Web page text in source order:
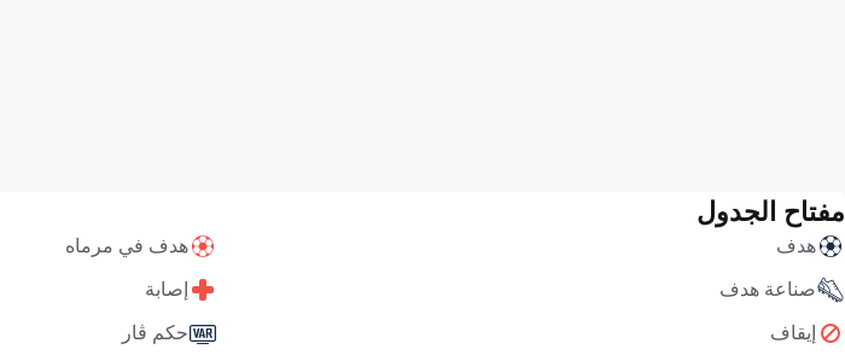
مفتاح الجدول
هدف هدف في مرماه
صناعة هدف إصابة
إيقاف حكم ڤار